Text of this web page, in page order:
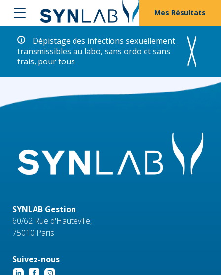
Mes Résultats
Dépistage des infections sexuellement
transmissibles au labo, sans ordo et sans
frais, pour tous
SYNLAB Gestion
60/62 Rue d'Hauteville,
75010 Paris
Suivez-nous